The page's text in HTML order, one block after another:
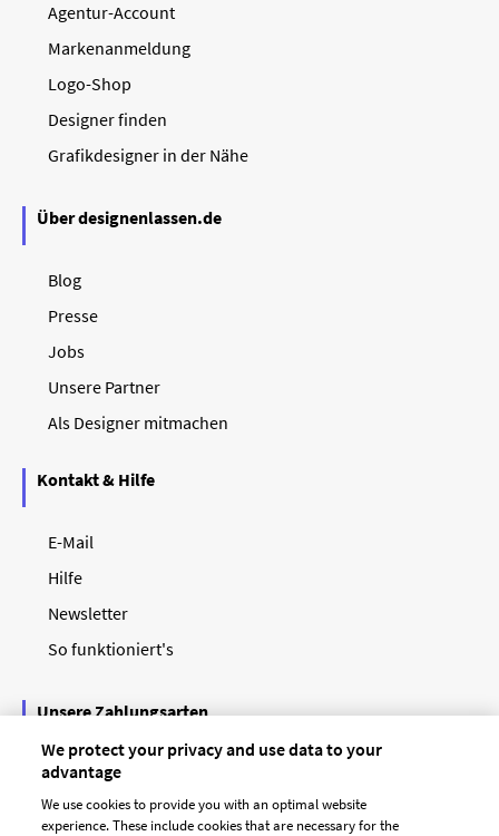
Agentur-Account
Markenanmeldung
Logo-Shop
Designer finden
Grafikdesigner in der Nähe
Über designenlassen.de
Blog
Presse
Jobs
Unsere Partner
Als Designer mitmachen
Kontakt & Hilfe
E-Mail
Hilfe
Newsletter
So funktioniert's
Unsere Zahlungsarten
We protect your privacy and use data to your
advantage
We use cookies to provide you with an optimal website
experience. These include cookies that are necessary for the